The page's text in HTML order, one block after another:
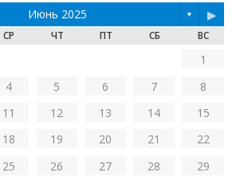
Июнь 2025 ▼ ▶
СР ЧТ ПТ СБ ВС
1
4 5 6 7
8
11 12 13 14
15
18 19 20 21
22
25 26 27 28
29